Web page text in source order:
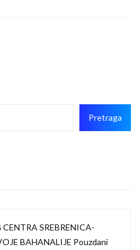
Pretraga
SREBRENICA-
BAHANALIJE Pouzdani